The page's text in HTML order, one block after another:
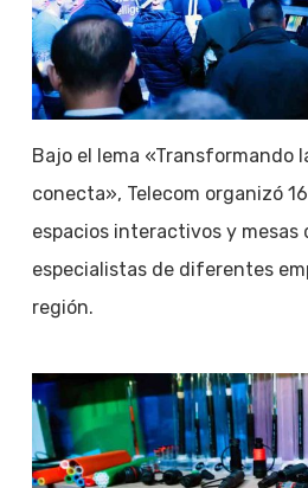
Bajo el lema «Transformando
conecta», Telecom organizó
espacios interactivos y mesas
especialistas de diferentes
región.